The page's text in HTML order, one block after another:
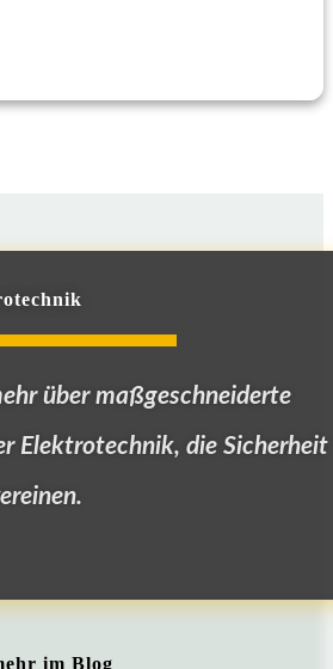
über maßgeschneiderte
Elektrotechnik, die Sicherheit
im Blog